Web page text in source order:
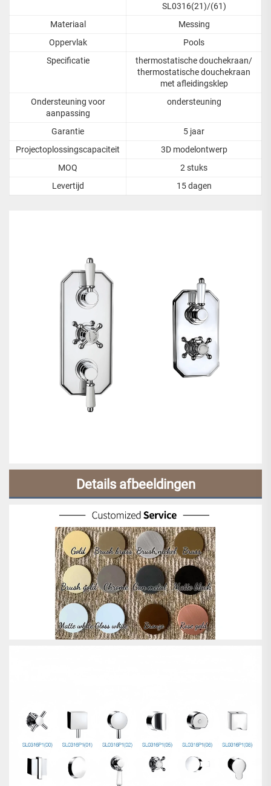
SL0316(21)/(61)
Materiaal
Messing
Oppervlak
Pools
Specificatie
thermostatische douchekraan/
thermostatische douchekraan
met afleidingsklep
Ondersteuning voor
aanpassing
ondersteuning
Garantie
5 jaar
Projectoplossingscapaciteit
3D modelontwerp
MOQ
2 stuks
Levertijd
15 dagen
Details afbeeldingen